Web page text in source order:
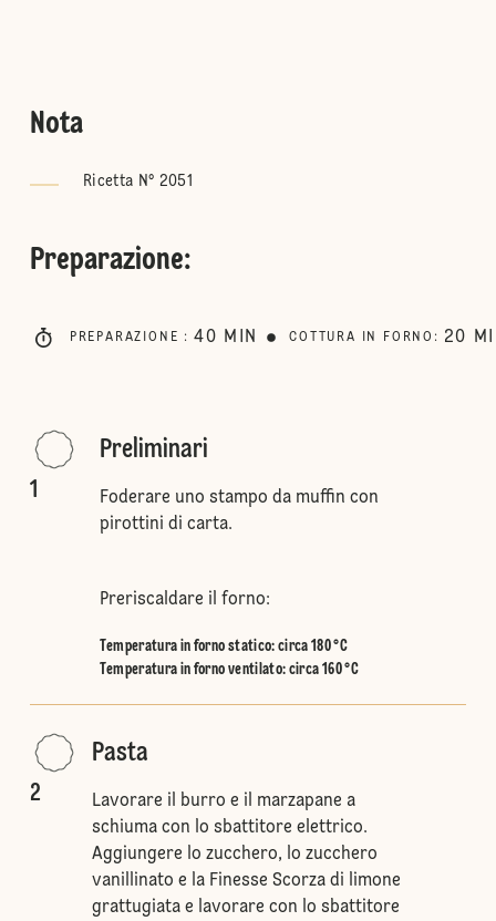
Nota
Ricetta N° 2051
Preparazione:
PREPARAZIONE : 40 MIN COTTURA IN FORNO : 20
1
Preliminari
Foderare uno stampo da muffin con
pirottini di carta.
Preriscaldare il forno:
Temperatura in forno statico: circa 180 °C
Temperatura in forno ventilato: circa 160 °C
2
Pasta
Lavorare il burro e il marzapane a
schiuma con lo sbattitore elettrico.
Aggiungere lo zucchero, lo zucchero
vanillinato e la Finesse Scorza di limone
grattugiata e lavorare con lo sbattitore